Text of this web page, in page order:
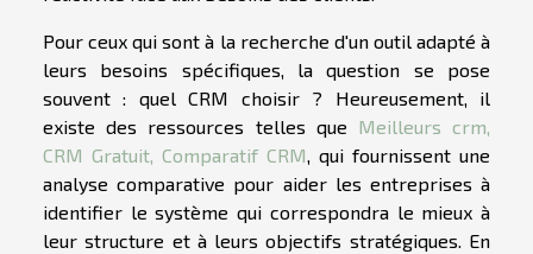
Pour ceux qui sont à la recherche d'un outil adapté à
leurs besoins spécifiques, la question se pose
souvent : quel CRM choisir ? Heureusement, il
existe des ressources telles que Meilleurs crm,
CRM Gratuit, Comparatif CRM, qui fournissent une
analyse comparative pour aider les entreprises à
identifier le système qui correspondra le mieux à
leur structure et à leurs objectifs stratégiques. En